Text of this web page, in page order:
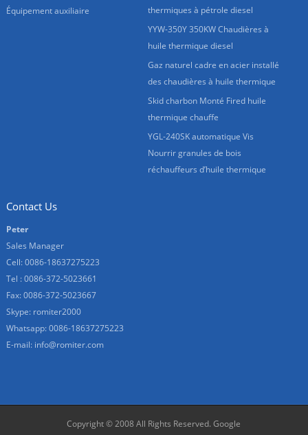
Équipement auxiliaire
thermiques à pétrole diesel
YYW-350Y 350KW Chaudières à
huile thermique diesel
Gaz naturel cadre en acier installé
des chaudières à huile thermique
Skid charbon Monté Fired huile
thermique chauffe
YGL-240SK automatique Vis
Nourrir granules de bois
réchauffeurs d’huile thermique
Contact Us
Peter
Sales Manager
Cell: 0086-18637275223
Tel : 0086-372-5023661
Fax: 0086-372-5023667
Skype: romiter2000
Whatsapp:0086-18637275223
E-mail: info@romiter.com
Copyright © 2008 All Rights Reserved.Google